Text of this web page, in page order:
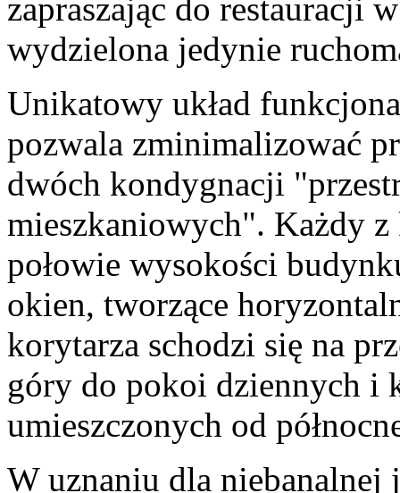
zapraszając do restauracji
wydzielona jedynie
Unikatowy układ
pozwala zminimalizować
dwóch kondygnacji
mieszkaniowych". Każdy
połowie wysokości
okien, tworzące
korytarza schodzi się na
góry do pokoi dziennych i
umieszczonych od
W uznaniu dla